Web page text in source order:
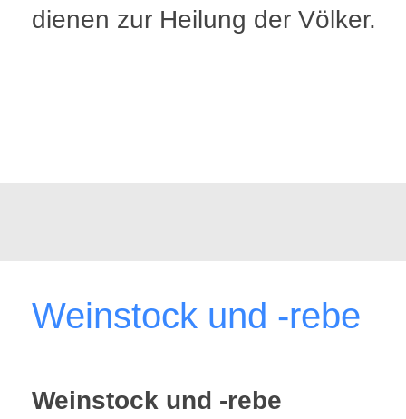
dienen zur Heilung der Völker.
Weinstock und -rebe
Weinstock und -rebe